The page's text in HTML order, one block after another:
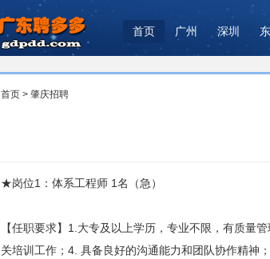
首页 广州 深圳
首页 > 肇庆招聘
★岗位1：体系工程师 1名（急）
【任职要求】1.大专及以上学历，专业不限，有质量
关培训工作；4. 具备良好的沟通能力和团队协作精